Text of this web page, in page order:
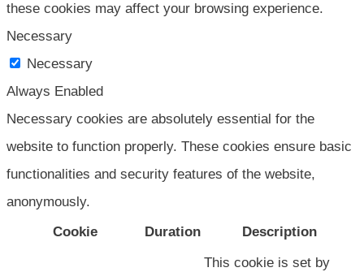
these cookies may affect your browsing experience.
Necessary
Necessary
Always Enabled
Necessary cookies are absolutely essential for the
website to function properly. These cookies ensure basic
functionalities and security features of the website,
anonymously.
Cookie
Duration Description
This cookie is set by